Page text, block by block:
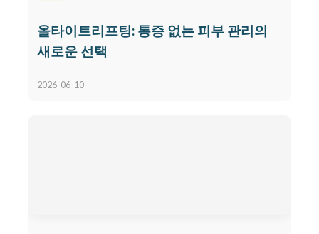
올타이트리프팅: 통증 없는 피부 관리의
새로운 선택
2026-06-10